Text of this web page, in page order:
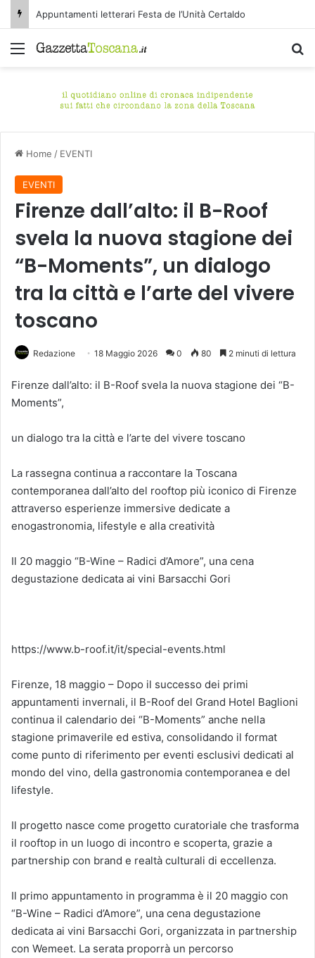
Appuntamenti letterari Festa de l’Unità Certaldo
Menu
Home / EVENTI
EVENTI
Firenze dall’alto: il B-Roof
svela la nuova stagione dei
“B-Moments”, un dialogo
tra la città e l’arte del vivere
toscano
Redazione 18 Maggio 2026 0 80 2 minuti di lettura
Firenze dall’alto: il B-Roof svela la nuova stagione dei “B-
Moments”,
un dialogo tra la città e l’arte del vivere toscano
La rassegna continua a raccontare la Toscana
contemporanea dall’alto del rooftop più iconico di Firenze
attraverso esperienze immersive dedicate a
enogastronomia, lifestyle e alla creatività
Il 20 maggio “B-Wine – Radici d’Amore”, una cena
degustazione dedicata ai vini Barsacchi Gori
https://www.b-roof.it/it/special-events.html
Firenze, 18 maggio – Dopo il successo dei primi
appuntamenti invernali, il B-Roof del Grand Hotel Baglioni
continua il calendario dei “B-Moments” anche nella
stagione primaverile ed estiva, consolidando il format
come punto di riferimento per eventi esclusivi dedicati al
mondo del vino, della gastronomia contemporanea e del
lifestyle.
Il progetto nasce come progetto curatoriale che trasforma
il rooftop in un luogo di incontro e scoperta, grazie a
partnership con brand e realtà culturali di eccellenza.
Il primo appuntamento in programma è il 20 maggio con
“B-Wine – Radici d’Amore”, una cena degustazione
dedicata ai vini Barsacchi Gori, organizzata in partnership
con Wemeet. La serata proporrà un percorso